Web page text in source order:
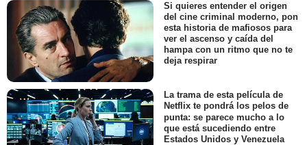
Si quieres entender el origen
del cine criminal moderno, pon
esta historia de mafiosos para
ver el ascenso y caída del
hampa con un ritmo que no te
deja respirar
La trama de esta película de
Netflix te pondrá los pelos de
punta: se parece mucho a lo
que está sucediendo entre
Estados Unidos y Venezuela